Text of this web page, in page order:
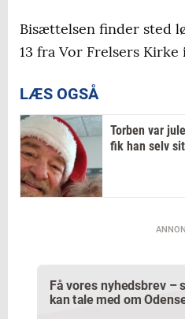
Bisættelsen finder sted
13 fra Vor Frelsers Kirke
LÆS OGSÅ
Torben var
fik han selv
Få vores nyhedsbrev –
kan tale med om